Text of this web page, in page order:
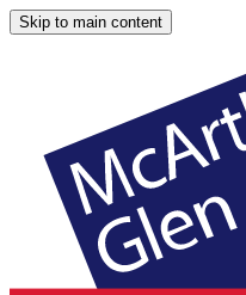
Skip to main content